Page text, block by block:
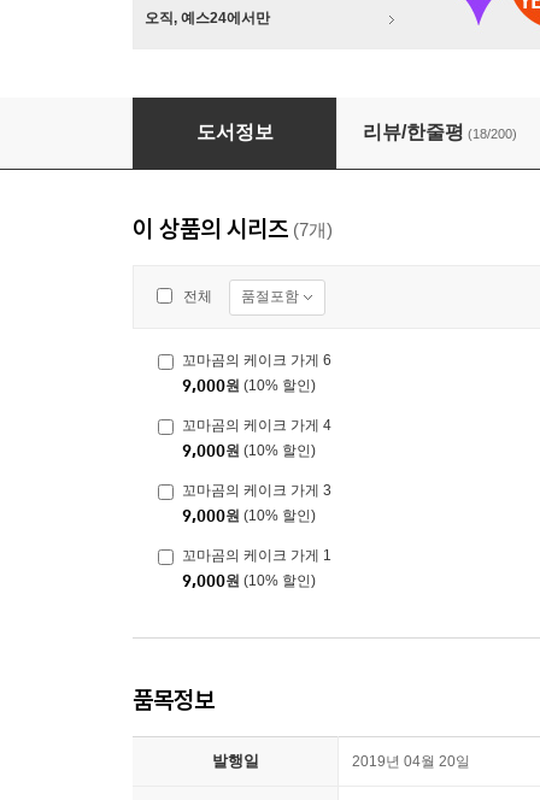
오직, 예스24에서만
꼬마곰의 케이크 가게 1
도서정보 리뷰/한줄평 (18/200)
이 상품의 시리즈 (7개)
전체 품절포함
꼬마곰의 케이크 가게 6
9,000원 (10% 할인)
꼬마곰의 케이크 가게 4
9,000원 (10% 할인)
꼬마곰의 케이크 가게 3
9,000원 (10% 할인)
꼬마곰의 케이크 가게 1
9,000원 (10% 할인)
품목정보
발행일 2019년 04월 20일